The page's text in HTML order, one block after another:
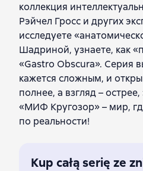
коллекция
Рэйчел Гросс и других
исследуете
Шадриной, узнаете, как
«Gastro Obscura». Серия
кажется сложным, и
полнее, а взгляд –
«МИФ Кругозор» – мир,
по реальности!
Kup całą serię ze